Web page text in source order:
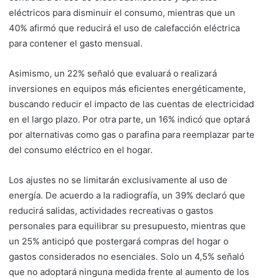
eléctricos para disminuir el consumo, mientras que un
40% afirmó que reducirá el uso de calefacción eléctrica
para contener el gasto mensual.
Asimismo, un 22% señaló que evaluará o realizará
inversiones en equipos más eficientes energéticamente,
buscando reducir el impacto de las cuentas de electricidad
en el largo plazo. Por otra parte, un 16% indicó que optará
por alternativas como gas o parafina para reemplazar parte
del consumo eléctrico en el hogar.
Los ajustes no se limitarán exclusivamente al uso de
energía. De acuerdo a la radiografía, un 39% declaró que
reducirá salidas, actividades recreativas o gastos
personales para equilibrar su presupuesto, mientras que
un 25% anticipó que postergará compras del hogar o
gastos considerados no esenciales. Solo un 4,5% señaló
que no adoptará ninguna medida frente al aumento de los